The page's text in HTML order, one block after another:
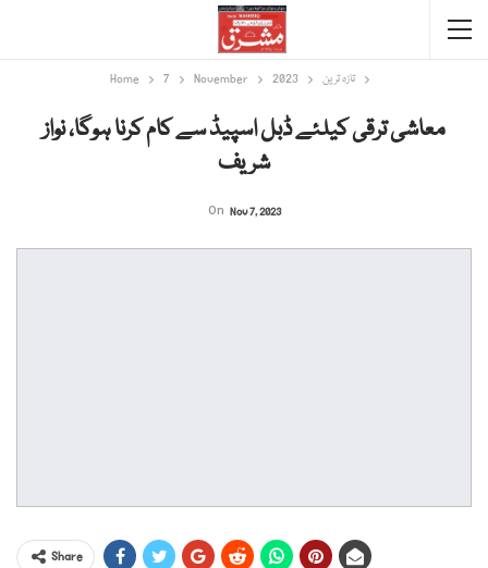
Home 7 November 2023 تازہ ترین
معاشی ترقی کیلئے ڈبل اسپیڈ سے کام کرنا ہوگا، نواز
شریف
On Nov 7, 2023
Share